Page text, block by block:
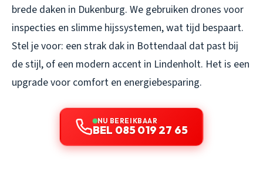
brede daken in Dukenburg. We gebruiken drones voor
inspecties en slimme hijssystemen, wat tijd bespaart.
Stel je voor: een strak dak in Bottendaal dat past bij
de stijl, of een modern accent in Lindenholt. Het is een
upgrade voor comfort en energiebesparing.
NU BEREIKBAAR
BEL 085 019 27 65